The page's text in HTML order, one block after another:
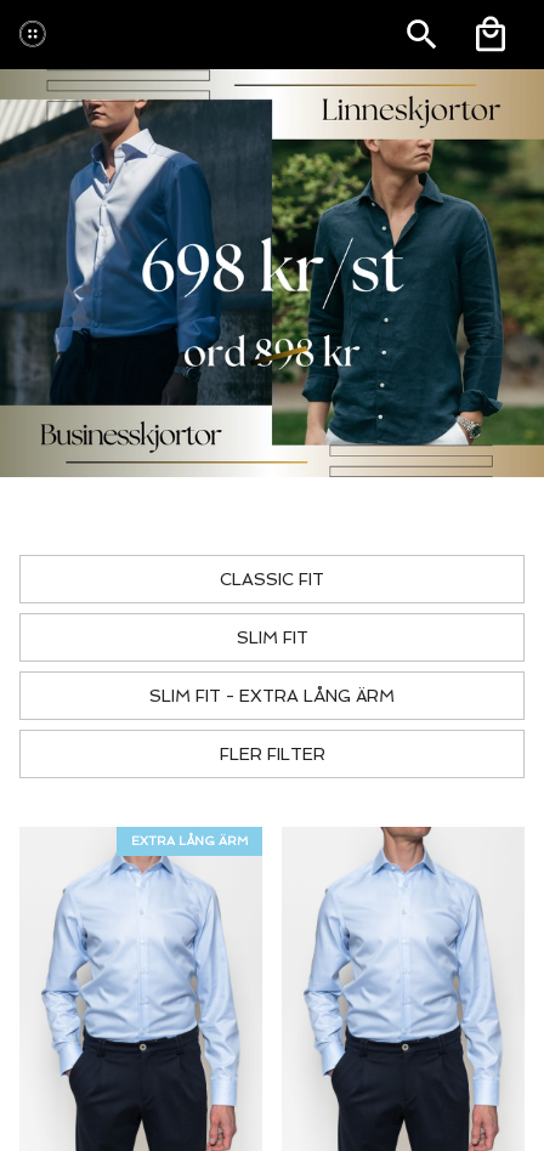
CLASSIC FIT
SLIM FIT
SLIM FIT - EXTRA LÅNG ÄRM
FLER FILTER
EXTRA LÅNG ÄRM